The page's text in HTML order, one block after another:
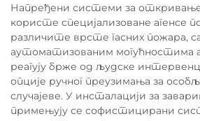
Напређени системи за
користе специјализоване агенсе
различите врсте гасних пожара,
аутоматизованим могућностима
реагују брже од људске
опције ручног преузимања за
случајеве. У инсталацији за
примењују се софистицирани